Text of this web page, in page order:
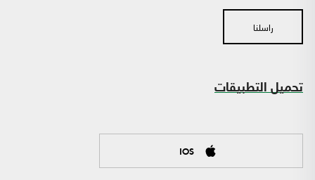
راسلنا
تحميل التطبيقات
IOS